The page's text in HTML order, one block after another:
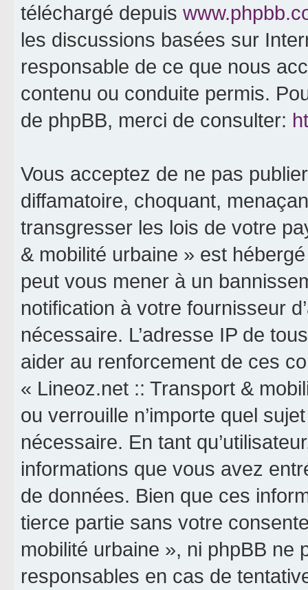
téléchargé depuis
les discussions basées sur
responsable de ce que nous
contenu ou conduite permis.
de phpBB, merci de consulter:
Vous acceptez de ne pas
diffamatoire, choquant,
transgresser les lois de votre
& mobilité urbaine » est
peut vous mener à un
notification à votre fournisseur
nécessaire. L’adresse IP de
aider au renforcement de ces
« Lineoz.net :: Transport &
ou verrouille n’importe quel
nécessaire. En tant
informations que vous avez
de données. Bien que ces
tierce partie sans votre
mobilité urbaine », ni phpBB ne
responsables en cas de